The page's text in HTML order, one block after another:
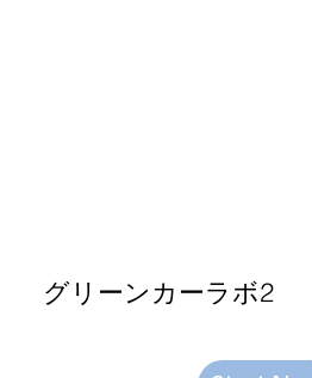
グリーンカーラボ2